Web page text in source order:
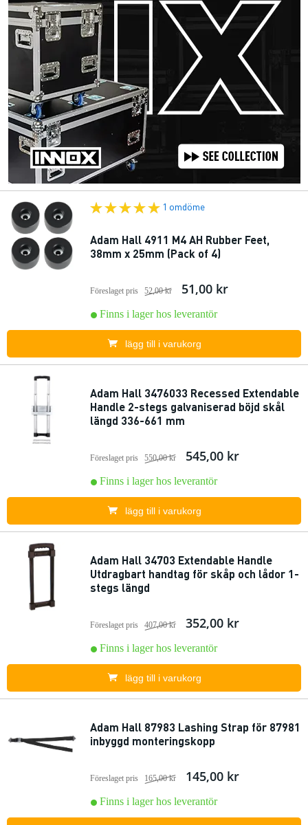
1 omdöme
Adam Hall 4911 M4 AH Rubber Feet,
38mm x 25mm (Pack of 4)
Föreslaget pris 52,00 kr 51,00 kr
Finns i lager hos leverantör
lägg till i varukorg
Adam Hall 3476033 Recessed Extendable
Handle 2-stegs galvaniserad böjd skål
längd 336-661 mm
Föreslaget pris 550,00 kr 545,00 kr
Finns i lager hos leverantör
lägg till i varukorg
Adam Hall 34703 Extendable Handle
Utdragbart handtag för skåp och lådor 1-
stegs längd
Föreslaget pris 407,00 kr 352,00 kr
Finns i lager hos leverantör
lägg till i varukorg
Adam Hall 87983 Lashing Strap för 87981
inbyggd monteringskopp
Föreslaget pris 165,00 kr 145,00 kr
Finns i lager hos leverantör